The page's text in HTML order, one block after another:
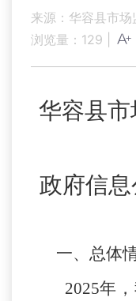
来源：华容县市场
浏览量： 129
华容县市
政府信
一、总体
2025年